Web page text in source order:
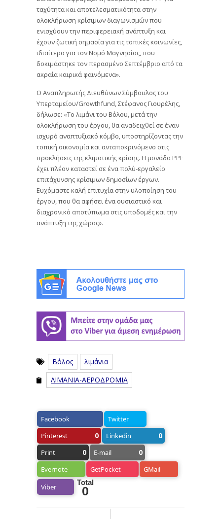
ταχύτητα και αποτελεσματικότητα στην
ολοκλήρωση κρίσιμων διαγωνισμών που
ενισχύουν την περιφερειακή ανάπτυξη και
έχουν ζωτική σημασία για τις τοπικές κοινωνίες,
ιδιαίτερα για τον Νομό Μαγνησίας, που
δοκιμάστηκε τον περασμένο Σεπτέμβριο από τα
ακραία καιρικά φαινόμενα».
Ο Αναπληρωτής Διευθύνων Σύμβουλος του
Υπερταμείου/Growthfund, Στέφανος Γιουρέλης,
δήλωσε: «Το λιμάνι του Βόλου, μετά την
ολοκλήρωση του έργου, θα αναδειχθεί σε έναν
ισχυρό αναπτυξιακό κόμβο, υποστηρίζοντας την
τοπική οικονομία και ανταποκρινόμενο στις
προκλήσεις της κλιματικής κρίσης. Η μονάδα PPF
έχει πλέον καταστεί σε ένα πολύ-εργαλείο
επιτάχυνσης κρίσιμων δημοσίων έργων.
Ευχόμαστε καλή επιτυχία στην υλοποίηση του
έργου, που θα αφήσει ένα ουσιαστικό και
διαχρονικό αποτύπωμα στις υποδομές και την
ανάπτυξη της χώρας».
Βόλος
λιμάνια
ΛΙΜΑΝΙΑ-ΑΕΡΟΔΡΟΜΙΑ
Facebook
Twitter
Pinterest
0 Linkedin 0
Print 0 E-mail 0
Evernote GetPocket GMail
Viber
Total
0